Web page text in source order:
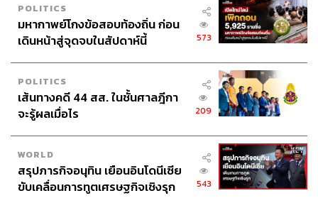
POLITICS
มหากาพย์โกงข้อสอบท้องถิ่น ก่อน
เดินหน้าสู่จุดจบในสัปดาห์นี้
573
POLITICS
เส้นทางคดี 44 สส. ในชั้นศาลฎีกา
จะรู้ผลเมื่อไร
209
WORLD
สรุปภารกิจอนุทิน เยือนอินโดนีเซีย
ขับเคลื่อนการทูตเศรษฐกิจเชิงรุก
543